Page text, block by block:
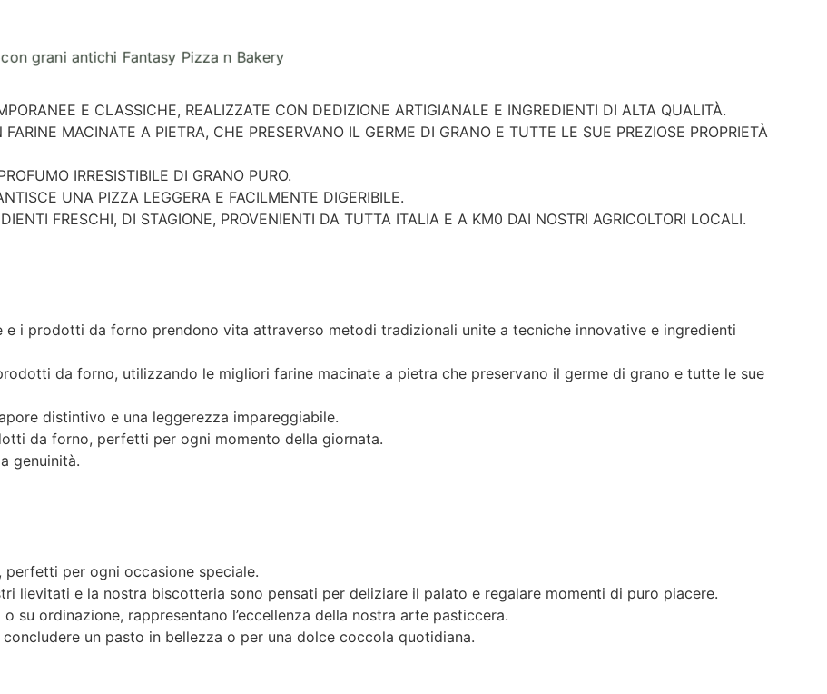
E CLASSICHE, REALIZZATE CON DEDIZIONE ARTIGIANALE E INGREDIENTI DI ALTA QUALITÀ.
MACINATE A PIETRA, CHE PRESERVANO IL GERME DI GRANO E TUTTE LE SUE PREZIOSE PROPRIETÀ
IRRESISTIBILE DI GRANO PURO.
UNA PIZZA LEGGERA E FACILMENTE DIGERIBILE.
FRESCHI, DI STAGIONE, PROVENIENTI DA TUTTA ITALIA E A KM0 DAI NOSTRI AGRICOLTORI LOCALI.
e i prodotti da forno prendono vita attraverso metodi tradizionali unite a tecniche innovative e ingredienti
da forno, utilizzando le migliori farine macinate a pietra che preservano il germe di grano e tutte le sue
distintivo e una leggerezza impareggiabile.
da forno, perfetti per ogni momento della giornata.
genuinità.
per ogni occasione speciale.
lievitati e la nostra biscotteria sono pensati per deliziare il palato e regalare momenti di puro piacere.
su ordinazione, rappresentano l’eccellenza della nostra arte pasticcera.
un pasto in bellezza o per una dolce coccola quotidiana.